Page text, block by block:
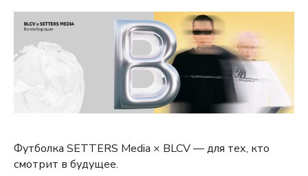
Футболка SETTERS Media × BLCV — для тех, кто
смотрит в будущее.